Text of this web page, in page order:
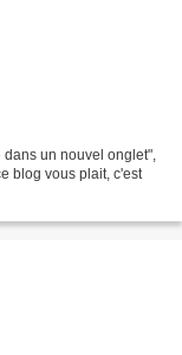
un nouvel onglet",
blog vous plait, c'est